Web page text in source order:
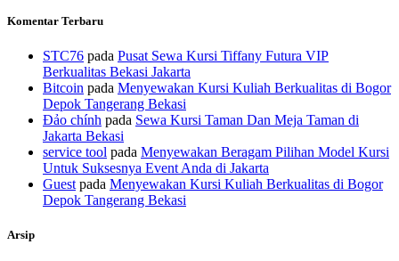
Komentar Terbaru
STC76 pada Pusat Sewa Kursi Tiffany Futura VIP
Berkualitas Bekasi Jakarta
Bitcoin pada Menyewakan Kursi Kuliah Berkualitas di Bogor
Depok Tangerang Bekasi
Đảo chính pada Sewa Kursi Taman Dan Meja Taman di
Jakarta Bekasi
service tool pada Menyewakan Beragam Pilihan Model Kursi
Untuk Suksesnya Event Anda di Jakarta
Guest pada Menyewakan Kursi Kuliah Berkualitas di Bogor
Depok Tangerang Bekasi
Arsip